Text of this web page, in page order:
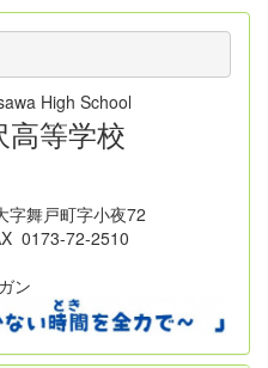
High School
等学校
字舞戸町字小夜72
0173-72-2510
ン